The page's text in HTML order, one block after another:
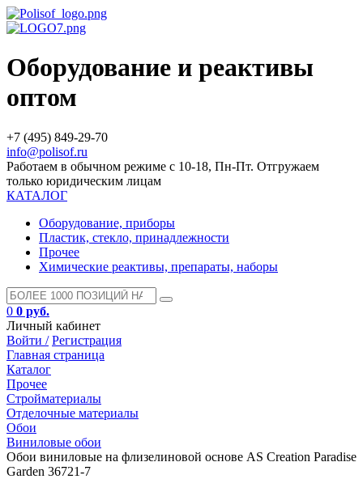
Оборудование и реактивы
оптом
+7 (495) 849-29-70
info@polisof.ru
Работаем в обычном режиме с 10-18, Пн-Пт. Отгружаем
только юридическим лицам
КАТАЛОГ
Оборудование, приборы
Пластик, стекло, принадлежности
Прочее
Химические реактивы, препараты, наборы
0 0 руб.
Личный кабинет
Войти / Регистрация
Главная страница
Каталог
Прочее
Стройматериалы
Отделочные материалы
Обои
Виниловые обои
Обои виниловые на флизелиновой основе AS Creation Paradise
Garden 36721-7